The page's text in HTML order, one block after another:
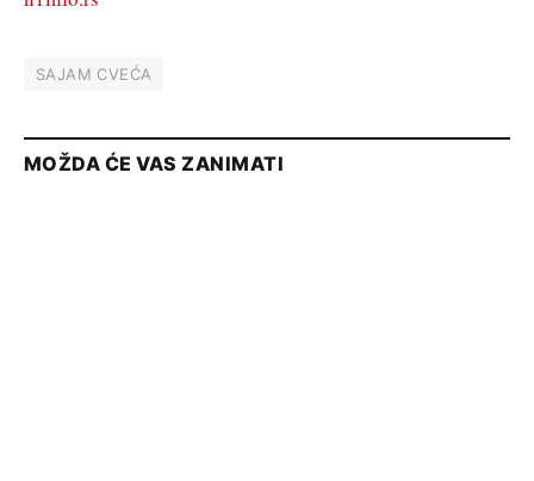
SAJAM CVEĆA
MOŽDA ĆE VAS ZANIMATI